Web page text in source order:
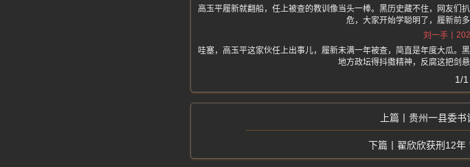
高玉平履新就翻船，任上被查的教训像当头一棒。黑历史藏不住，网友们
危，大家开始学聪明了，履新前
刘一手
哇塞，高玉平这家伙任上出事儿，履新未满一年被查，简直是年度大瓜。
地方政坛得抖擞精神，反腐这把剑
1/1
贵州一县委书
翟欣欣获刑12年